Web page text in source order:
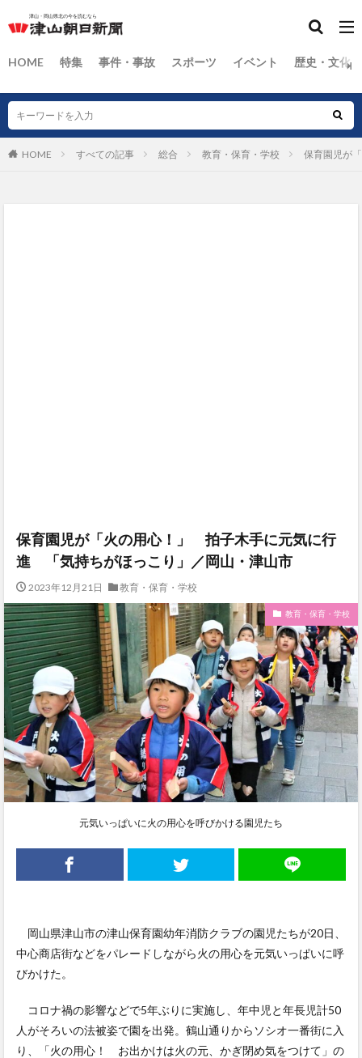
HOME 特集 事件・事故 スポーツ イベント 歴史・文化
HOME すべての記事 総合 教育・保育・学校 保育園児が
保育園児が「火の用心！」 拍子木手に元気に行
進 「気持ちがほっこり」／岡山・津山市
2023年12月21日 教育・保育・学校
教育・保育・学校
元気いっぱいに火の用心を呼びかける園児たち
岡山県津山市の津山保育園幼年消防クラブの園児たちが20日、
中心商店街などをパレードしながら火の用心を元気いっぱいに呼
びかけた。
コロナ禍の影響などで5年ぶりに実施し、年中児と年長児計50
人がそろいの法被姿で園を出発。鶴山通りからソシオ一番街に入
り、「火の用心！ お出かけは火の元、かぎ閉め気をつけて」の